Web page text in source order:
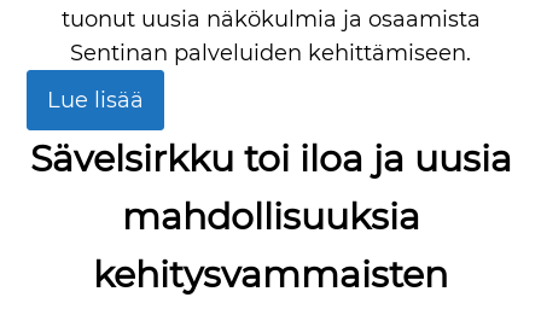
tuonut uusia näkökulmia ja osaamista
Sentinan palveluiden kehittämiseen.
Lue lisää
Sävelsirkku toi iloa ja uusia
mahdollisuuksia
kehitysvammaisten